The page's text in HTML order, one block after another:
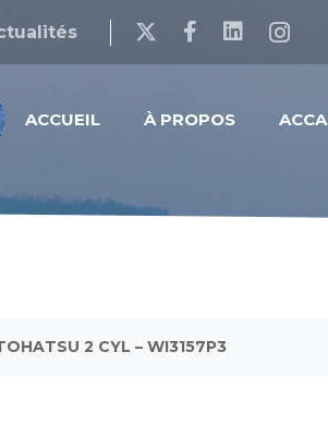
ACCUEIL À PROPOS
2 CYL – WI3157P3